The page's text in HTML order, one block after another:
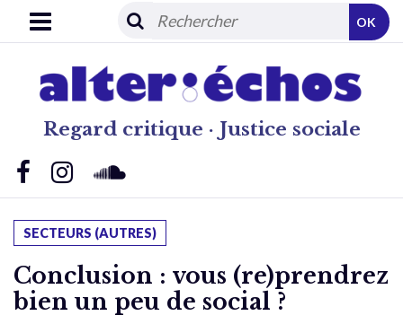
Regard critique · Justice sociale
OK
SECTEURS (AUTRES)
Conclusion : vous (re)prendrez
bien un peu de social ?